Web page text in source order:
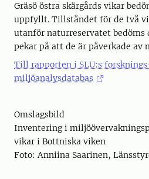
Gräsö östra skärgårds vikar
uppfyllt. Tillståndet för de två
utanför naturreservatet
pekar på att de är påverkade
Till rapporten i SLU:s
miljöanalysdatabas
Omslagsbild
Inventering i
vikar i Bottniska viken
Foto: Anniina Saarinen,